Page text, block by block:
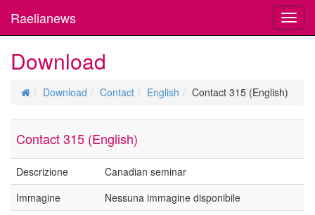
Raelianews
Download
Download Contact English Contact 315 (English)
Contact 315 (English)
Descrizione
Canadian seminar
Immagine
Nessuna immagine disponibile